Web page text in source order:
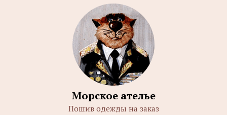
Морское ателье
Пошив одежды на заказ